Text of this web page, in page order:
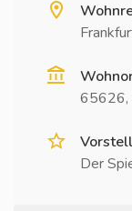
65626,
Der